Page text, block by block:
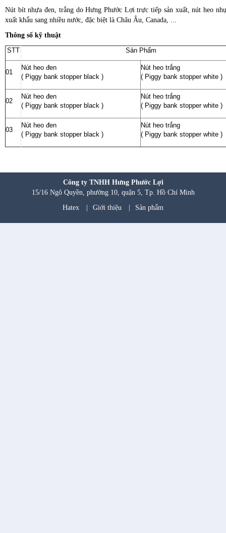
Nút bít nhựa đen, trắng do Hưng Phước Lợi trực tiếp sản xuất, nút heo
xuất khẩu sang nhiều nước, đặc biệt là Châu Âu, Canada, ...
Thông số kỹ thuật
STT
Sản Phẩm
01
Nút heo đen
( Piggy bank stopper black )
Nút heo trắng
( Piggy bank stopper white )
02
Nút heo đen
( Piggy bank stopper black )
Nút heo trắng
( Piggy bank stopper white )
03
Nút heo đen
( Piggy bank stopper black )
Nút heo trắng
( Piggy bank stopper white )
Công ty TNHH Hưng Phước Lợi
15/16 Ngô Quyền, phường 10, quận 5, Tp. Hồ Chí Minh
Hatex
Giới thiệu Sản phẩm